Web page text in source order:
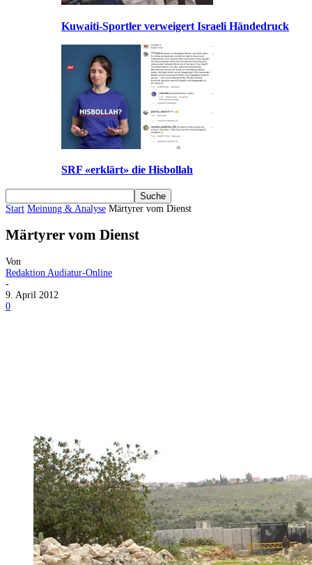
Kuwaiti-Sportler verweigert Israeli Händedruck
SRF «erklärt» die Hisbollah
Start Meinung & Analyse Märtyrer vom Dienst
Märtyrer vom Dienst
Von
Redaktion Audiatur-Online
-
9. April 2012
0